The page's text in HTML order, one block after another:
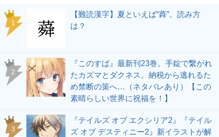
1
【難読漢字】夏といえば“蕣”。読み方
は？
2
『このすば』最新刊23巻。手錠で繋がれ
たカズマとダクネス。納税から逃れるた
め禁断の策へ…（ネタバレあり）【この
素晴らしい世界に祝福を！】
3
『テイルズ オブ エクシリア2』『テイル
ズ オブ デスティニー2』新イラストが解